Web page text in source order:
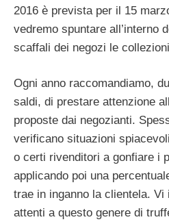
2016 è prevista per il 15
vedremo spuntare all’interno
scaffali dei negozi le
Ogni anno raccomandiamo,
saldi, di prestare attenzione
proposte dai negozianti.
verificano situazioni
o certi rivenditori a gonfiare i
applicando poi una
trae in inganno la clientela.
attenti a questo genere di